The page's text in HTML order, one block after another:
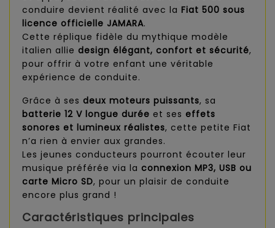
conduire devient réalité avec la Fiat 500 sous
licence officielle JAMARA.
Cette réplique fidèle du mythique modèle
italien allie design élégant, confort et sécurité,
pour offrir à votre enfant une véritable
expérience de conduite.
Grâce à ses deux moteurs puissants, sa
batterie 12 V longue durée et ses effets
sonores et lumineux réalistes, cette petite Fiat
n’a rien à envier aux grandes.
Les jeunes conducteurs pourront écouter leur
musique préférée via la connexion MP3, USB ou
carte Micro SD, pour un plaisir de conduite
encore plus grand !
Caractéristiques principales